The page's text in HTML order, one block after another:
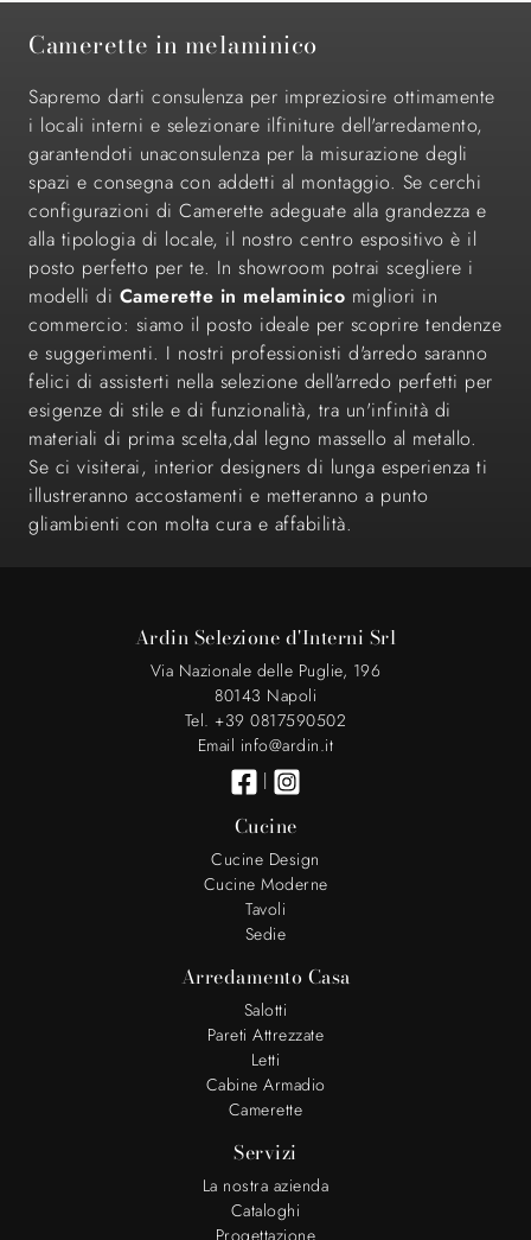
Camerette in melaminico
Sapremo darti consulenza per impreziosire ottimamente
i locali interni e selezionare ilfiniture dell'arredamento,
garantendoti unaconsulenza per la misurazione degli
spazi e consegna con addetti al montaggio. Se cerchi
configurazioni di Camerette adeguate alla grandezza e
alla tipologia di locale, il nostro centro espositivo è il
posto perfetto per te. In showroom potrai scegliere i
modelli di Camerette in melaminico migliori in
commercio: siamo il posto ideale per scoprire tendenze
e suggerimenti. I nostri professionisti d'arredo saranno
felici di assisterti nella selezione dell'arredo perfetti per
esigenze di stile e di funzionalità, tra un'infinità di
materiali di prima scelta,dal legno massello al metallo.
Se ci visiterai, interior designers di lunga esperienza ti
illustreranno accostamenti e metteranno a punto
gliambienti con molta cura e affabilità.
Ardin Selezione d'Interni Srl
Via Nazionale delle Puglie, 196
80143 Napoli
Tel. +39 0817590502
Email info@ardin.it
|
Cucine
Cucine Design
Cucine Moderne
Tavoli
Sedie
Arredamento Casa
Salotti
Pareti Attrezzate
Letti
Cabine Armadio
Camerette
Servizi
La nostra azienda
Cataloghi
Progettazione